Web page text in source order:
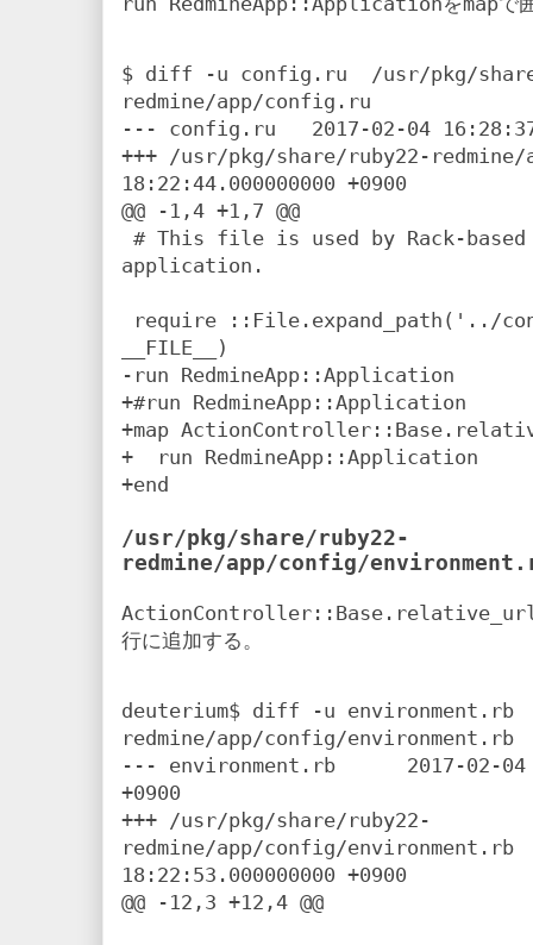
$ diff -u config.ru  /usr/pkg/
redmine/app/config.ru
--- config.ru   2017-02-04
+++ /usr/pkg/share/ruby22-
18:22:44.000000000 +0900
@@ -1,4 +1,7 @@
application.
__FILE__)
-run RedmineApp::Application
+#run RedmineApp::Application
+map
+  run RedmineApp::Application
/usr/pkg/share/ruby22-
redmine/app/config/
行に追加する。
deuterium$ diff -u environment.rb
redmine/app/config/environment.rb
--- environment.rb      2017-02-04
+0900
+++ /usr/pkg/share/ruby22-
redmine/app/config/environment.rb
18:22:53.000000000 +0900
@@ -12,3 +12,4 @@